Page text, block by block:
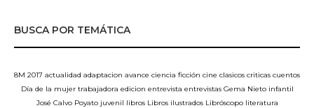
BUSCA POR TEMÁTICA
8M 2017 actualidad adaptacion avance ciencia ficción cine clasicos criticas cuentos
Día de la mujer trabajadora edicion entrevista entrevistas Gema Nieto infantil
José Calvo Poyato juvenil libros Libros ilustrados Libróscopo literatura